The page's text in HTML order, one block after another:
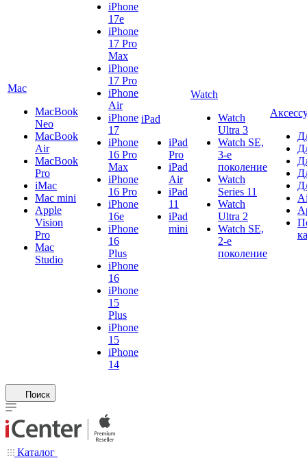
Mac
MacBook
Neo
MacBook
Air
MacBook
Pro
iMac
Mac mini
Apple
Vision
Pro
Mac
Studio
iPhone
17e
iPhone
17 Pro
Max
iPhone
17 Pro
iPhone
Air
iPhone
17
iPhone
16 Pro
Max
iPhone
16 Pro
iPhone
16e
iPhone
16
Plus
iPhone
16
iPhone
15
Plus
iPhone
15
iPhone
14
iPad
iPad
Pro
iPad
Air
iPad
11
iPad
mini
Watch
Watch
Ultra 3
Watch SE,
3-е
поколение
Watch
Series 11
Watch
Ultra 2
Watch SE,
2-е
поколение
Поиск
Каталог